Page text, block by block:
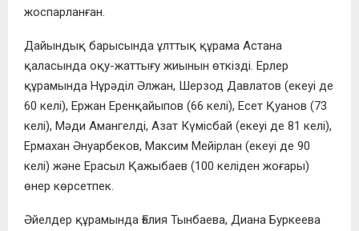
жоспарланған.
Дайындық барысында ұлттық құрама Астана
қаласында оқу-жаттығу жиынын өткізді. Ерлер
құрамында Нұрәділ Әлжан, Шерзод Давлатов (екеуі де
60 келі), Ержан Еренқайыпов (66 келі), Есет Қуанов (73
келі), Мәди Амангелді, Азат Күмісбай (екеуі де 81 келі),
Ермахан Әнуарбеков, Максим Мейірлан (екеуі де 90
келі) және Ерасыл Қажыбаев (100 келіден жоғары)
өнер көрсетпек.
Әйелдер құрамында Ғалия Тынбаева, Диана Буркеева